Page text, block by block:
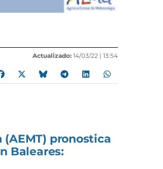
Actualizado: 14/03/22 | 13:54
pronostica
Baleares: